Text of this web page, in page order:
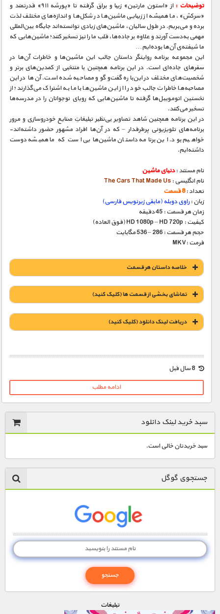
توضیحات :
از «استون مارتین» زیبا و براق گرفته تا «پورشه ۹۱۱» قدرتمند و
«سرکش»، ما همیشه از زیبایی ماشین‌ها در شکل‌ها و اندازه‌های مختلف لذت
برده و می‌بریم. در طول سالیان، ماشین‌های زیادی توانسته‌اند جایگاه بین‌المللی
مهمی به‌دست آورند و علاوه بر جاده‌ها، قلب ما را نیز تسخیر کنند؛ ماشین‌هایی که
ما شیفته‌ی آن‌ها بوده‌ایم…
این مجموعه برنامه روایتگر داستان جالب این ماشین‌ها و خاطرات آن‌ها در
سفرهای جاده‌ای است. در این برنامه همچنین با منتخبی از کمدین‌های برتر و
شخصیت‌های مختلف در این‌باره گفت‌و‌گو و مصاحبه شده است. آن‌ها در این
مصاحبه‌ها خاطرات جالب خود را از این ماشین‌ها با ما به اشتراک می‌گذارند؛ از
نخستین اتوموبیل‌ها گرفته تا ماشین‌هایی که رویای نوجوانان را در مدرسه‌ها
تسخیر می‌کنند.
در این برنامه همچنین شاهد تصاویر بی‌نظیر تبلیغاتِ صنایع خودروسازی و مرور
برنامه‌های تلویزیونی پرطرفدار – که در آن‌ها افراد مشهور حضور داشته‌اند-
خواهیم بود. این برنامه داستان ماشین‌هایی است که ما همیشه دوست
داشته‌ایم.
نام مستند :دنیای ماشین
نام انگلیسی : The Cars That Made Us
تعداد :8 قسمت
زبان : راوی دوبله (مابقی زیرنویس فارسی)
زمان هر قسمت : 45 دقیقه
کیفیت : HD 1080p – HD 720p (فوق العاده)
حجم هر قسمت : 286 – 536 مگابایت
فرمت :MKV
خلاصه داستان هر قسمت
تماشای بخشی از قسمت ها (کلیک کنید)
دریافت لينک دانلود (کليک کنيد)
1900 تومان – دانلود قسمت 1 (افزودن به سبد خريد)
1900 تومان – دانلود قسمت 3 (افزودن به سبد خريد)
1900 تومان – دانلود قسمت 5 (افزودن به سبد خريد)
ادامه مطلب
سبد خرید لینک دانلود
سبد خریدتان خالی است.
جستجوی گوگل
تبليغات